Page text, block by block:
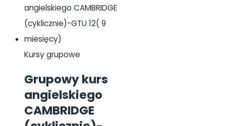
Kursy grupowe
Grupowy kurs
angielskiego
CAMBRIDGE